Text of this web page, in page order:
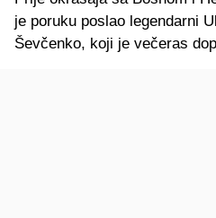
je poruku poslao legendarni
Ševčenko, koji je večeras